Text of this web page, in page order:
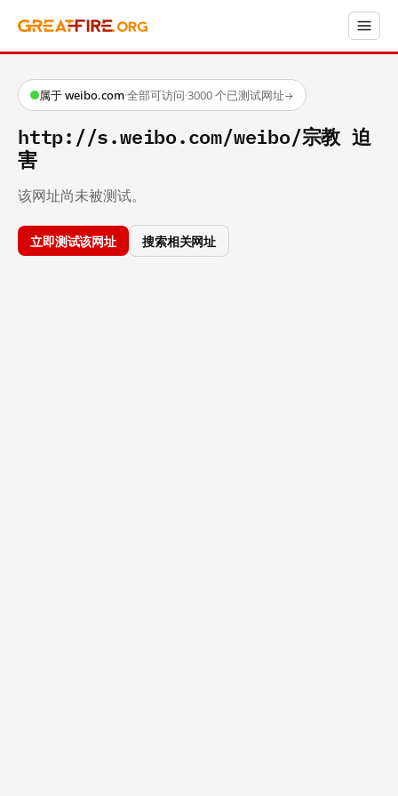
属于 weibo.com·全部可访问·3000 个已测试网址→
http://s.weibo.com/weibo/宗教 迫
害
该网址尚未被测试。
立即测试该网址 搜索相关网址